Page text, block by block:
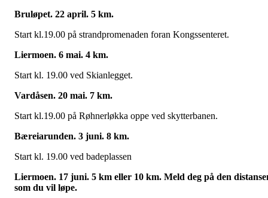
Bruløpet. 22 april. 5 km.
Start kl.19.00 på strandpromenaden foran Kongssenteret.
Liermoen. 6 mai. 4 km.
Start kl. 19.00 ved Skianlegget.
Vardåsen. 20 mai. 7 km.
Start kl.19.00 på Røhnerløkka oppe ved skytterbanen.
Bæreiarunden. 3 juni. 8 km.
Start kl. 19.00 ved badeplassen
Liermoen. 17 juni. 5 km eller 10 km. Meld deg på den
som du vil løpe.